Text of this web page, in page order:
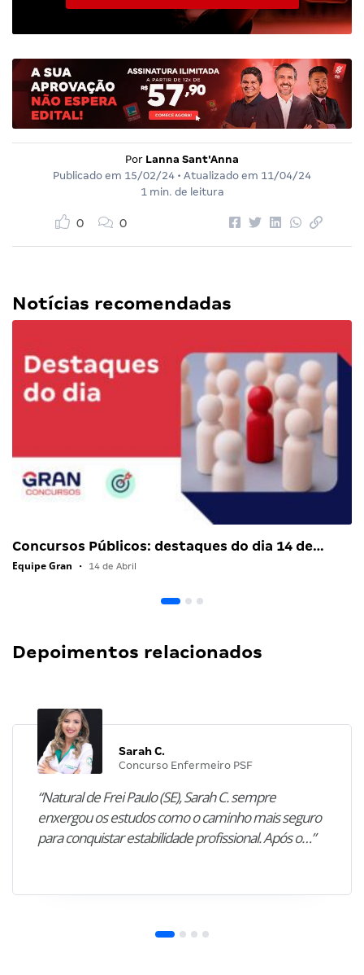
Por Lanna Sant'Anna
Publicado em 15/02/24 • Atualizado em 11/04/24
1 min. de leitura
0 0
Notícias recomendadas
Concursos Públicos: destaques do dia 14 de…
Equipe Gran • 14 de Abril
Depoimentos relacionados
Sarah C.
Concurso Enfermeiro PSF
“Natural de Frei Paulo (SE), Sarah C. sempre
enxergou os estudos como o caminho mais seguro
para conquistar estabilidade profissional. Após o…”